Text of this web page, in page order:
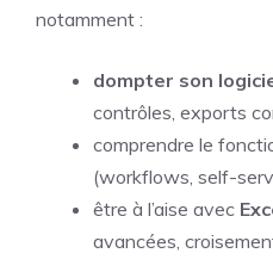
notamment :
dompter son
contrôles, exports
comprendre le
(workflows, self-
être à l’aise avec
avancées,